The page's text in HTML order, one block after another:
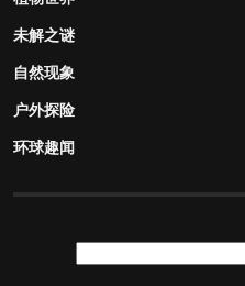
未解之谜
自然现象
户外探险
环球趣闻